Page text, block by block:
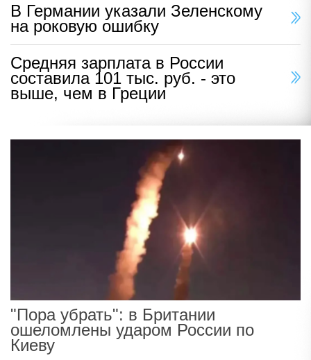
В Германии указали Зеленскому
на роковую ошибку
Средняя зарплата в России
составила 101 тыс. руб. - это
выше, чем в Греции
"Пора убрать": в Британии
ошеломлены ударом России по
Киеву